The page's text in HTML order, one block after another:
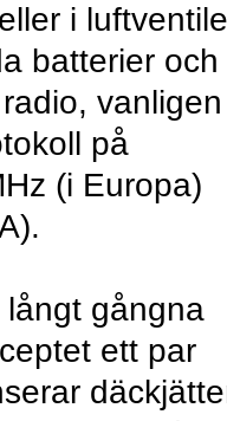
i
batterier och
vanligen
på
(i Europa)
långt gångna
ett par